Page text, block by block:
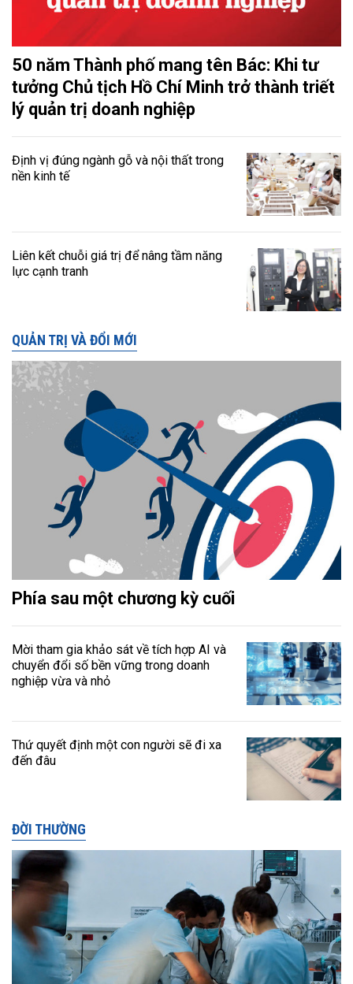
50 năm Thành phố mang tên Bác: Khi tư
tưởng Chủ tịch Hồ Chí Minh trở thành triết
lý quản trị doanh nghiệp
Định vị đúng ngành gỗ và nội thất trong
nền kinh tế
Liên kết chuỗi giá trị để nâng tầm năng
lực cạnh tranh
QUẢN TRỊ VÀ ĐỔI MỚI
Phía sau một chương kỳ cuối
Mời tham gia khảo sát về tích hợp AI và
chuyển đổi số bền vững trong doanh
nghiệp vừa và nhỏ
Thứ quyết định một con người sẽ đi xa
đến đâu
ĐỜI THƯỜNG